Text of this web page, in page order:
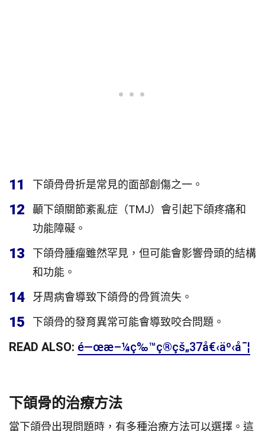
11 下頜骨骨折是常見的面部創傷之一。
12
顳下頜關節紊亂症（TMJ）會引起下頜疼痛和
功能障礙。
13
下頜骨腫瘤雖然罕見，但可能會影響骨頭的結構
和功能。
14 牙周病會導致下頜骨的骨質流失。
15 下頜骨的發育異常可能會導致咬合問題。
READ ALSO: é—œæ–¼ç‰™ç®çš„37å€‹äº‹å¯¦
下頜骨的治療方法
當下頜骨出現問題時，有多種治療方法可以選擇。這